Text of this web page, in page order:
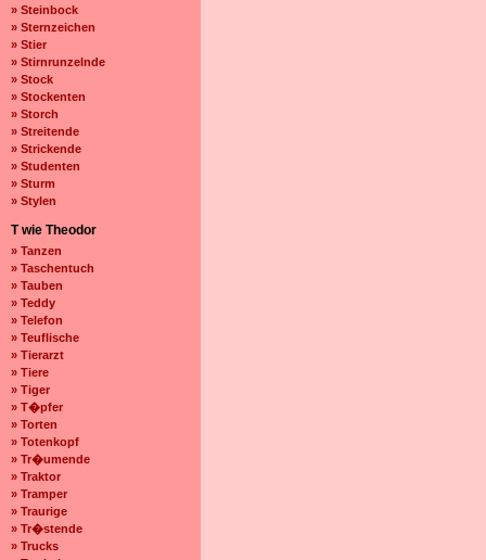
» Steinbock
» Sternzeichen
» Stier
» Stirnrunzelnde
» Stock
» Stockenten
» Storch
» Streitende
» Strickende
» Studenten
» Sturm
» Stylen
T wie Theodor
» Tanzen
» Taschentuch
» Tauben
» Teddy
» Telefon
» Teuflische
» Tierarzt
» Tiere
» Tiger
» T�pfer
» Torten
» Totenkopf
» Tr�umende
» Traktor
» Tramper
» Traurige
» Tr�stende
» Trucks